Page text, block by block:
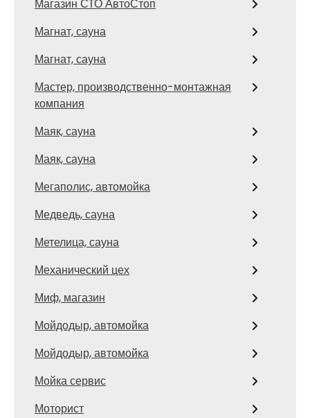
Магазин СТО АвтоСтоп
Магнат, сауна
Магнат, сауна
Мастер, производственно-монтажная
компания
Маяк, сауна
Маяк, сауна
Мегаполис, автомойка
Медведь, сауна
Метелица, сауна
Механический цех
Миф, магазин
Мойдодыр, автомойка
Мойдодыр, автомойка
Мойка сервис
Моторист